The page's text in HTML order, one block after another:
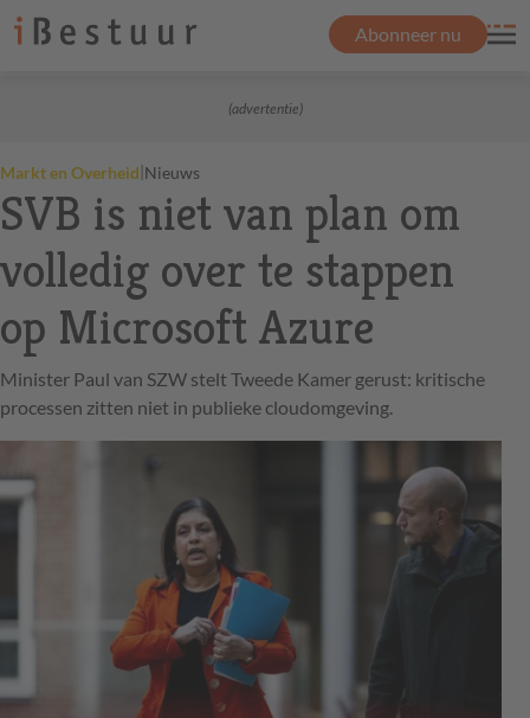
Abonneer nu
(advertentie)
Markt en Overheid|Nieuws
SVB is niet van plan om
volledig over te stappen
op Microsoft Azure
Minister Paul van SZW stelt Tweede Kamer gerust: kritische
processen zitten niet in publieke cloudomgeving.